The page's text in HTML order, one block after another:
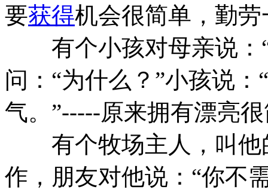
要获得机会很简单，勤
有个小孩对母亲说：“
问：“为什么？”小孩说
气。”-----原来拥有漂亮
有个牧场主人，叫他
作，朋友对他说：“你不